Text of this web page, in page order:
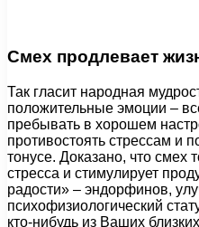
Смех продлевает
Так гласит народная
положительные эмоции –
пребывать в хорошем
противостоять стрессам и
тонусе. Доказано, что смех
стресса и стимулирует
радости» – эндорфинов,
психофизиологический
кто-нибудь из Ваших